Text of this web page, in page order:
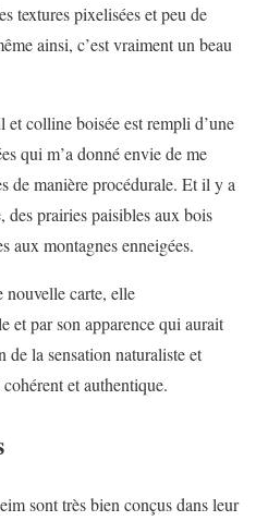
textures pixelisées et peu de
ainsi, c’est vraiment un beau
colline boisée est rempli d’une
qui m’a donné envie de me
de manière procédurale. Et il y a
des prairies paisibles aux bois
aux montagnes enneigées.
nouvelle carte, elle
et par son apparence qui aurait
la sensation naturaliste et
et authentique.
sont très bien conçus dans leur